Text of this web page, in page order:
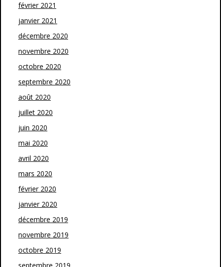
février 2021
janvier 2021
décembre 2020
novembre 2020
octobre 2020
septembre 2020
août 2020
juillet 2020
juin 2020
mai 2020
avril 2020
mars 2020
février 2020
janvier 2020
décembre 2019
novembre 2019
octobre 2019